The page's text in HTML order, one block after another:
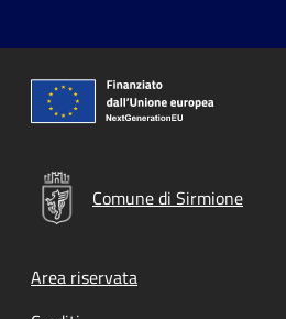
Comune di Sirmione
Footer menu
Area riservata